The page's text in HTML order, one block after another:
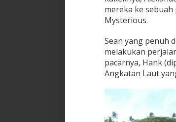
mereka ke
Mysterious.
Sean yang penuh
melakukan
pacarnya, Hank
Angkatan Laut